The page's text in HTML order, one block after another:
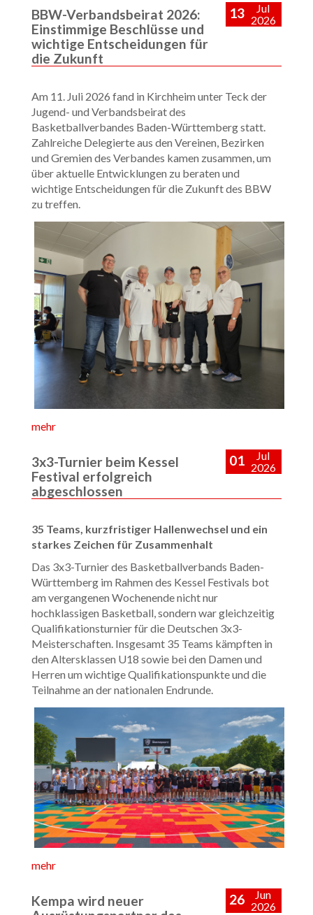
BBW-Verbandsbeirat 2026:
Einstimmige Beschlüsse und
wichtige Entscheidungen für
die Zukunft
Am 11. Juli 2026 fand in Kirchheim unter Teck der
Jugend- und Verbandsbeirat des
Basketballverbandes Baden-Württemberg statt.
Zahlreiche Delegierte aus den Vereinen, Bezirken
und Gremien des Verbandes kamen zusammen, um
über aktuelle Entwicklungen zu beraten und
wichtige Entscheidungen für die Zukunft des BBW
zu treffen.
mehr
13
Jul
2026
3x3-Turnier beim Kessel
Festival erfolgreich
abgeschlossen
35 Teams, kurzfristiger Hallenwechsel und ein
starkes Zeichen für Zusammenhalt
Das 3x3-Turnier des Basketballverbands Baden-
Württemberg im Rahmen des Kessel Festivals bot
am vergangenen Wochenende nicht nur
hochklassigen Basketball, sondern war gleichzeitig
Qualifikationsturnier für die Deutschen 3x3-
Meisterschaften. Insgesamt 35 Teams kämpften in
den Altersklassen U18 sowie bei den Damen und
Herren um wichtige Qualifikationspunkte und die
Teilnahme an der nationalen Endrunde.
mehr
01
Jul
2026
Kempa wird neuer
26
Jun
2026